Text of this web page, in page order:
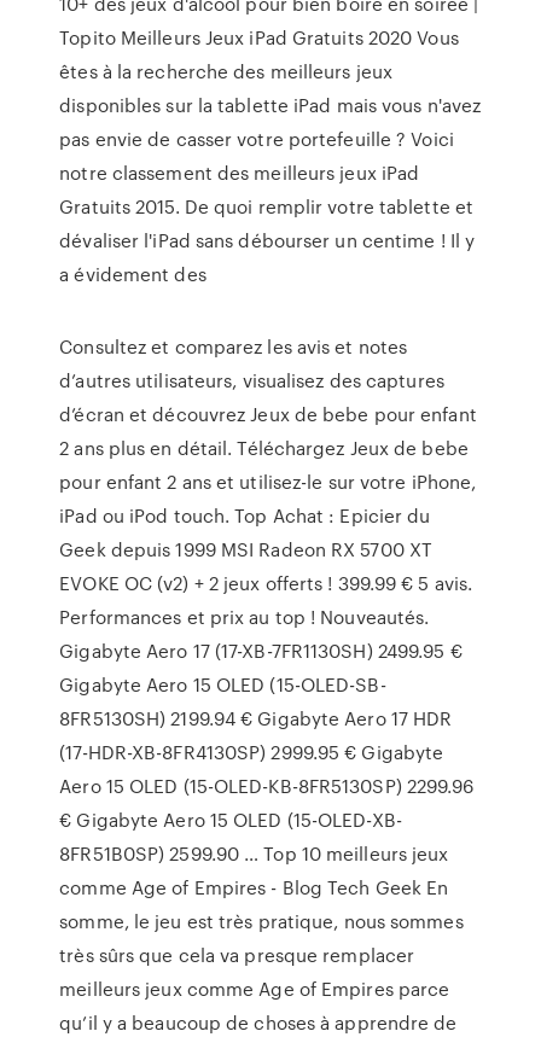
Topito Meilleurs Jeux iPad Gratuits 2020 Vous
êtes à la recherche des meilleurs jeux
disponibles sur la tablette iPad mais vous n'avez
pas envie de casser votre portefeuille ? Voici
notre classement des meilleurs jeux iPad
Gratuits 2015. De quoi remplir votre tablette et
dévaliser l'iPad sans débourser un centime ! Il y
a évidement des
‎Consultez et comparez les avis et notes
d’autres utilisateurs, visualisez des captures
d’écran et découvrez Jeux de bebe pour enfant
2 ans plus en détail. Téléchargez Jeux de bebe
pour enfant 2 ans et utilisez-le sur votre iPhone,
iPad ou iPod touch. Top Achat : Epicier du
Geek depuis 1999 MSI Radeon RX 5700 XT
EVOKE OC (v2) + 2 jeux offerts ! 399.99 € 5 avis.
Performances et prix au top ! Nouveautés.
Gigabyte Aero 17 (17-XB-7FR1130SH) 2499.95 €
Gigabyte Aero 15 OLED (15-OLED-SB-
8FR5130SH) 2199.94 € Gigabyte Aero 17 HDR
(17-HDR-XB-8FR4130SP) 2999.95 € Gigabyte
Aero 15 OLED (15-OLED-KB-8FR5130SP) 2299.96
€ Gigabyte Aero 15 OLED (15-OLED-XB-
8FR51B0SP) 2599.90 … Top 10 meilleurs jeux
comme Age of Empires - Blog Tech Geek En
somme, le jeu est très pratique, nous sommes
très sûrs que cela va presque remplacer
meilleurs jeux comme Age of Empires parce
qu’il y a beaucoup de choses à apprendre de